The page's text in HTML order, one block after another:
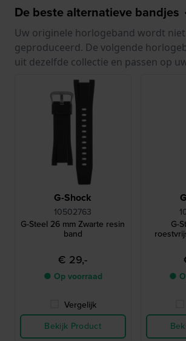
De beste alternatieve bandjes
Uw originele horlogeband wordt
geproduceerd. De volgende
uit dezelfde collectie en passen op
G-Shock
10502763
G-Steel 26 mm Zwarte resin
band
€ 29,-
● Op voorraad
Vergelijk
Bekijk Product
G-
●